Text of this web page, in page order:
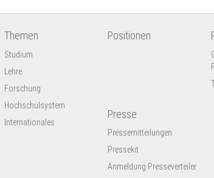
Themen
Studium
Lehre
Forschung
Hochschulsystem
Internationales
Positionen
Presse
Pressemitteilungen
Pressekit
Anmeldung Presseverteiler